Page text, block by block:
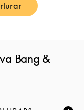
in New Tab
Bang &